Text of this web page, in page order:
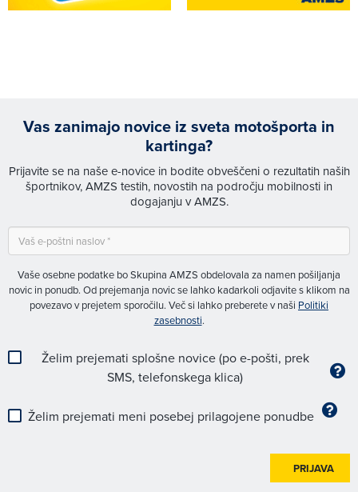
Vas zanimajo novice iz sveta motošporta in
kartinga?
Prijavite se na naše e-novice in bodite obveščeni o rezultatih naših
športnikov, AMZS testih, novostih na področju mobilnosti in
dogajanju v AMZS.
Vaše osebne podatke bo Skupina AMZS obdelovala za namen pošiljanja
novic in ponudb. Od prejemanja novic se lahko kadarkoli odjavite s klikom na
povezavo v prejetem sporočilu. Več si lahko preberete v naši Politiki
zasebnosti.
Želim prejemati splošne novice (po e-pošti, prek
SMS, telefonskega klica)
Želim prejemati meni posebej prilagojene ponudbe
PRIJAVA